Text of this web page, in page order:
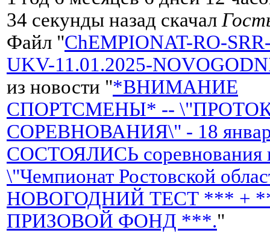
34 секунды назад скачал
Файл "ChEMPIONAT-RO-
UKV-11.01.2025-
из новости "*ВНИМАНИЕ
СПОРТСМЕНЫ* --
СОРЕВНОВАНИЯ\" - 18
СОСТОЯЛИСЬ соревнования
\"Чемпионат Ростовской
НОВОГОДНИЙ ТЕСТ *** +
ПРИЗОВОЙ ФОНД ***."